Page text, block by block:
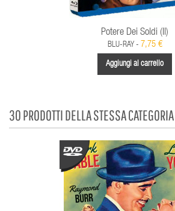
Potere Dei Soldi (Il)
BLU-RAY - 7,75 €
Aggiungi al carrello
30 PRODOTTI DELLA STESSA CATEGORIA